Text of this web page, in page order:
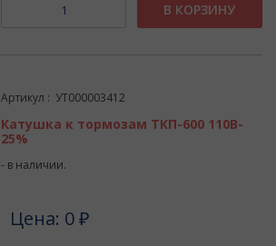
В КОРЗИНУ
Артикул : УТ000003412
Катушка к тормозам ТКП-600 110В-
25%
- в наличии.
Цена: 0 ₽